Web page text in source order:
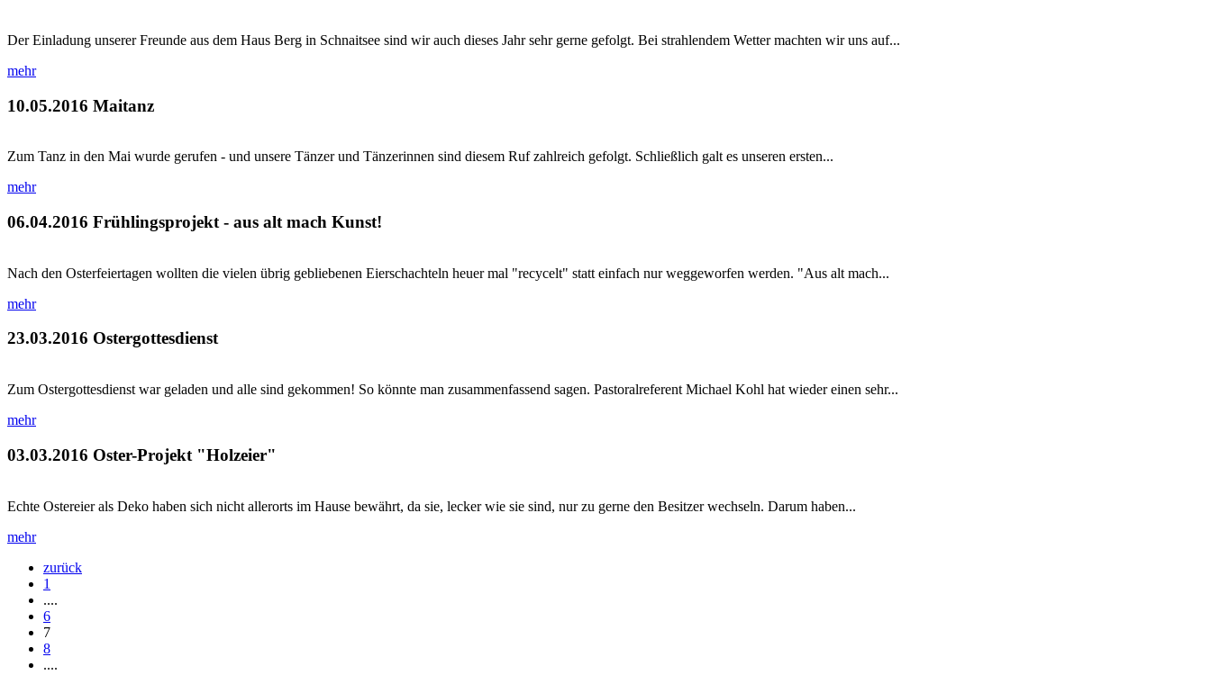
Der Einladung unserer Freunde aus dem Haus Berg in Schnaitsee sind wir auch dieses Jahr sehr gerne gefolgt. Bei strahlendem Wetter machten wir uns auf...
mehr
10.05.2016 Maitanz
Zum Tanz in den Mai wurde gerufen - und unsere Tänzer und Tänzerinnen sind diesem Ruf zahlreich gefolgt. Schließlich galt es unseren ersten...
mehr
06.04.2016 Frühlingsprojekt - aus alt mach Kunst!
Nach den Osterfeiertagen wollten die vielen übrig gebliebenen Eierschachteln heuer mal "recycelt" statt einfach nur weggeworfen werden. "Aus alt mach...
mehr
23.03.2016 Ostergottesdienst
Zum Ostergottesdienst war geladen und alle sind gekommen! So könnte man zusammenfassend sagen. Pastoralreferent Michael Kohl hat wieder einen sehr...
mehr
03.03.2016 Oster-Projekt "Holzeier"
Echte Ostereier als Deko haben sich nicht allerorts im Hause bewährt, da sie, lecker wie sie sind, nur zu gerne den Besitzer wechseln. Darum haben...
mehr
zurück
1
....
6
7
8
....